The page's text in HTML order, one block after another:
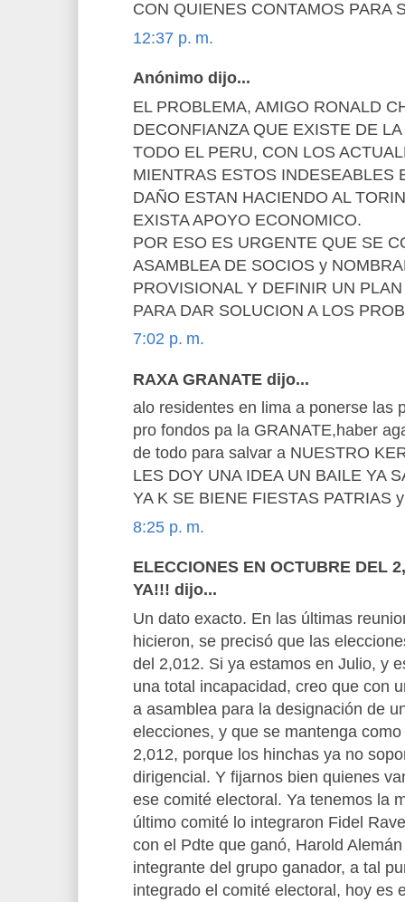
CON QUIENES CONTAMOS PARA
12:37 p. m.
Anónimo dijo...
EL PROBLEMA, AMIGO RONALD
DECONFIANZA QUE EXISTE DE
TODO EL PERU, CON LOS
MIENTRAS ESTOS INDESEABLES
DAÑO ESTAN HACIENDO AL
EXISTA APOYO ECONOMICO.
POR ESO ES URGENTE QUE SE
ASAMBLEA DE SOCIOS y
PROVISIONAL Y DEFINIR UN
PARA DAR SOLUCION A LOS
7:02 p. m.
RAXA GRANATE dijo...
alo residentes en lima a ponerse las
pro fondos pa la GRANATE,haber
de todo para salvar a NUESTRO
LES DOY UNA IDEA UN BAILE YA
YA K SE BIENE FIESTAS PATRIAS
8:25 p. m.
ELECCIONES EN OCTUBRE DEL
YA!!! dijo...
Un dato exacto. En las últimas
hicieron, se precisó que las
del 2,012. Si ya estamos en Julio, y
una total incapacidad, creo que con
a asamblea para la designación de
elecciones, y que se mantenga
2,012, porque los hinchas ya no
dirigencial. Y fijarnos bien quienes
ese comité electoral. Ya tenemos la
último comité lo integraron Fidel
con el Pdte que ganó, Harold
integrante del grupo ganador, a tal
integrado el comité electoral, hoy es